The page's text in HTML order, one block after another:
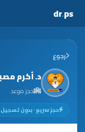
dr.ps
رجوع
د. أكرم
حجز موعد
حجز سريع · بدون تسجيل